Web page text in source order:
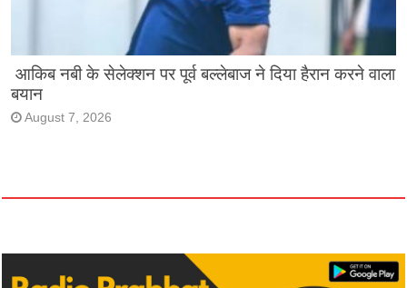
आकिब नबी के सेलेक्शन पर पूर्व बल्लेबाज ने दिया हैरान करने वाला
बयान
August 7, 2026